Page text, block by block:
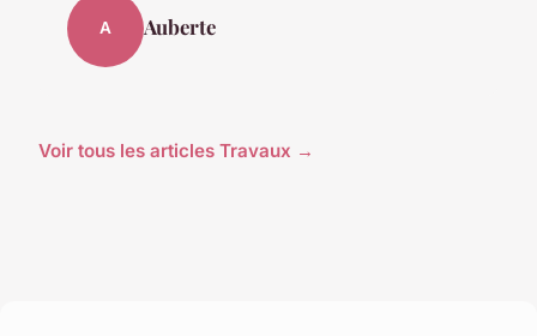
A Auberte
Voir tous les articles Travaux →